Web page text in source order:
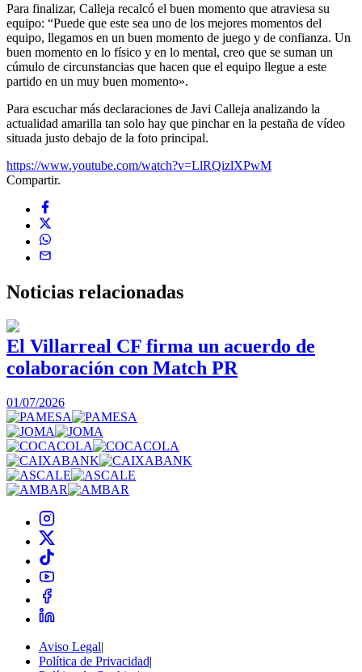
Para finalizar, Calleja recalcó el buen momento que atraviesa su
equipo: “Puede que este sea uno de los mejores momentos del
equipo, llegamos en un buen momento de juego y de confianza. Un
buen momento en lo físico y en lo mental, creo que se suman un
cúmulo de circunstancias que hacen que el equipo llegue a este
partido en un muy buen momento».
Para escuchar más declaraciones de Javi Calleja analizando la
actualidad amarilla tan solo hay que pinchar en la pestaña de vídeo
situada justo debajo de la foto principal.
https://www.youtube.com/watch?v=LlRQizlXPwM
Compartir.
Noticias relacionadas
El Villarreal CF firma un acuerdo de
colaboración con Match PR
01/07/2026
Aviso Legal|
Política de Privacidad|